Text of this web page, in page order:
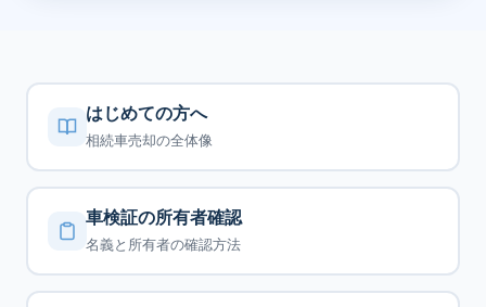
はじめての方へ
相続車売却の全体像
車検証の所有者確認
名義と所有者の確認方法